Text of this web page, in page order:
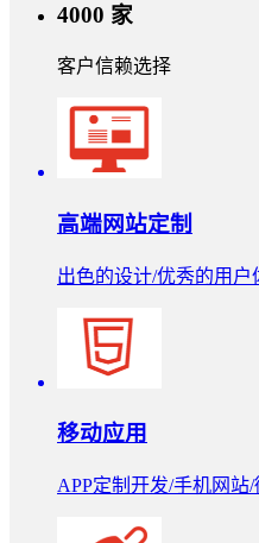
4000 家
客户信赖选择
高端网站定制
出色的设计/优秀的用户
移动应用
APP定制开发/手机网站